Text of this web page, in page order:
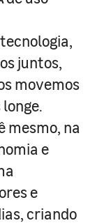
juntos,
movemos
mesmo, na
e
e
criando